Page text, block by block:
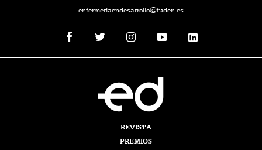
enfermeriaendesarrollo@fuden.es
REVISTA
PREMIOS